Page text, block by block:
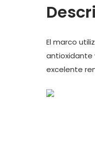
El marco
antioxidante
excelente